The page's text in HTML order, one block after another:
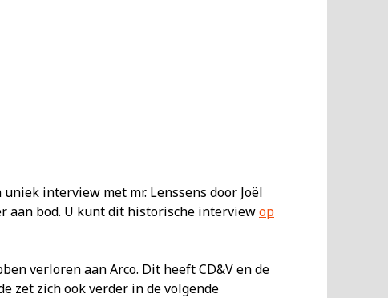
interview met mr. Lenssens door Joël
aan bod. U kunt dit historische interviewop
verloren aan Arco. Dit heeft CD&V en de
zet zich ook verder in de volgende